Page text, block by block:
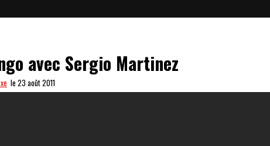
avec Sergio Martinez
le 23 août 2011